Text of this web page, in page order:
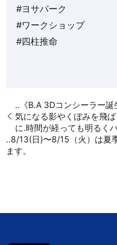
#ヨサパーク
#ワークショップ
#四柱推命
..《B.A 3Dコンシーラー
気になる影やくぼみを飛
に.時間が経っても明るく
..8/13(日)〜8/15（火）は夏
ます。